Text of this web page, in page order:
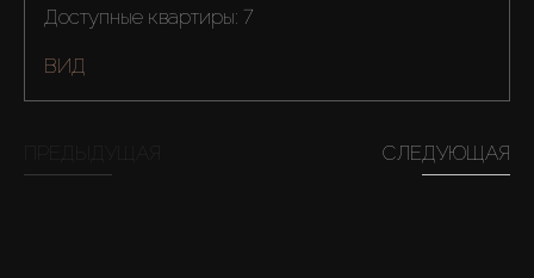
Аренда
Продажа
Доступные квартиры: 7
ВИД
СЛЕДУЮЩАЯ